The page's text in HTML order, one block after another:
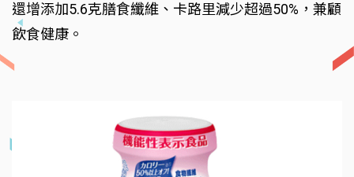
還增添加5.6克膳食纖維、卡路里減少超過50%，兼顧
飲食健康。